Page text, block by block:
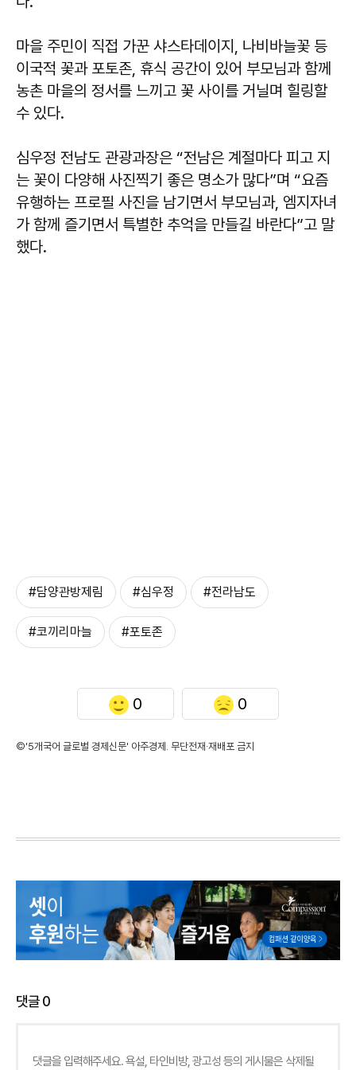
마을 주민이 직접 가꾼 샤스타데이지, 나비바늘꽃 등
이국적 꽃과 포토존, 휴식 공간이 있어 부모님과 함께
농촌 마을의 정서를 느끼고 꽃 사이를 거닐며 힐링할
수 있다.
심우정 전남도 관광과장은 “전남은 계절마다 피고 지
는 꽃이 다양해 사진찍기 좋은 명소가 많다”며 “요즘
유행하는 프로필 사진을 남기면서 부모님과, 엠지자녀
가 함께 즐기면서 특별한 추억을 만들길 바란다”고 말
했다.
#담양관방제림 #심우정 #전라남도
#코끼리마늘 #포토존
0 0
©'5개국어 글로벌 경제신문' 아주경제. 무단전재·재배포 금지
댓글0